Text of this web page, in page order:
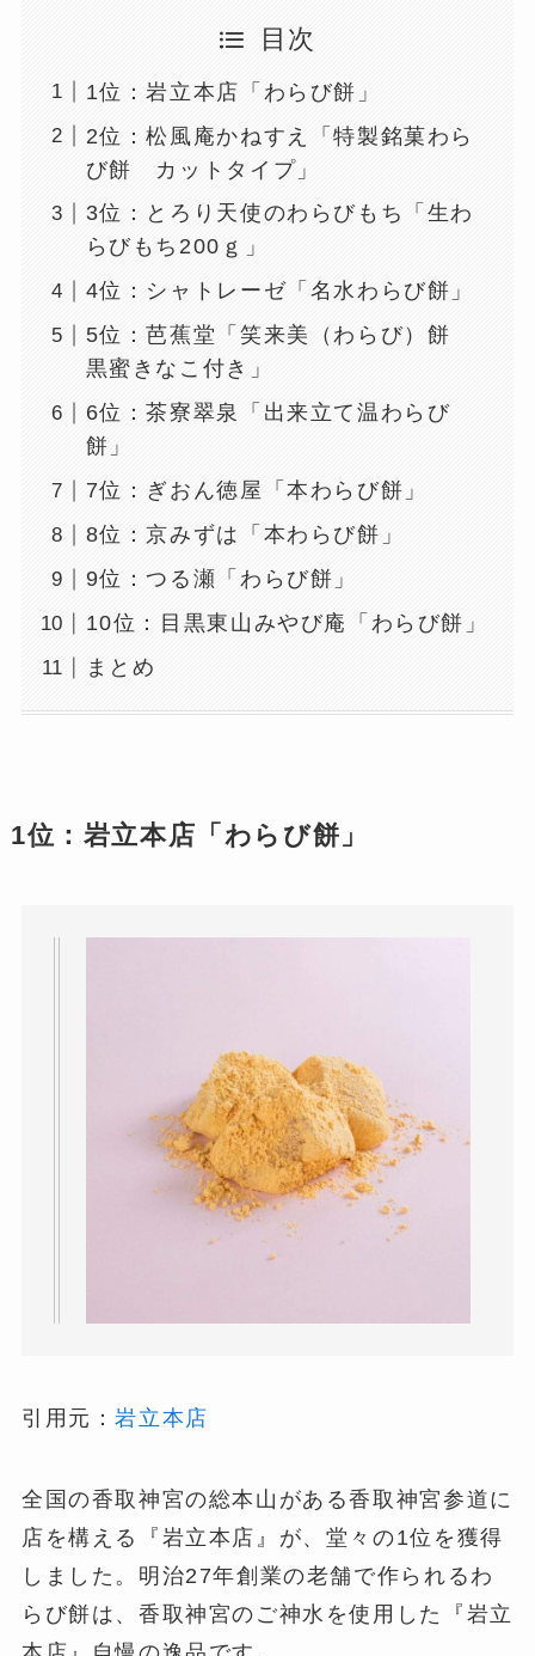
目次
1位：岩立本店「わらび餅」
2位：松風庵かねすえ「特製銘菓わら
び餅 カットタイプ」
3位：とろり天使のわらびもち「生わ
らびもち200ｇ」
4位：シャトレーゼ「名水わらび餅」
5位：芭蕉堂「笑来美（わらび）餅
黒蜜きなこ付き」
6位：茶寮翠泉「出来立て温わらび
餅」
7位：ぎおん徳屋「本わらび餅」
8位：京みずは「本わらび餅」
9位：つる瀬「わらび餅」
10位：目黒東山みやび庵「わらび餅」
まとめ
1位：岩立本店「わらび餅」
引用元：岩立本店
全国の香取神宮の総本山がある香取神宮参道に
店を構える『岩立本店』が、堂々の1位を獲得
しました。明治27年創業の老舗で作られるわ
らび餅は、香取神宮のご神水を使用した『岩立